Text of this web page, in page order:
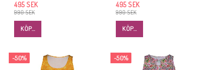
990 SEK
495 SEK
KÖP…
990 SEK
495 SEK
KÖP…
-50% -50%